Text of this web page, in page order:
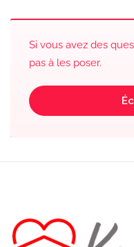
Si vous avez des
pas à les poser.